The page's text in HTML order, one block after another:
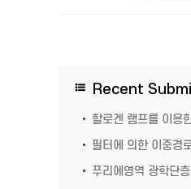
Recent
할로겐 램프를 이용
필터에 의한 이중경
푸리에영역 광학단